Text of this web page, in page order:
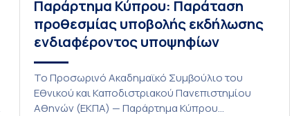
Παράρτημα Κύπρου: Παράταση
προθεσμίας υποβολής εκδήλωσης
ενδιαφέροντος υποψηφίων
Το Προσωρινό Ακαδημαϊκό Συμβούλιο του
Εθνικού και Καποδιστριακού Πανεπιστημίου
Αθηνών (ΕΚΠΑ) — Παράρτημα Κύπρου